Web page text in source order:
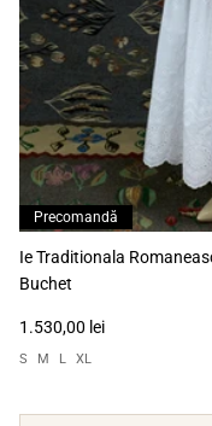
Precomandă
Ie Traditionala
Buchet
1.530,00 lei
S M L XL